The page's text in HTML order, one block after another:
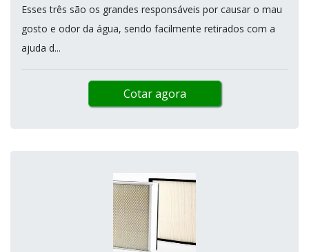
Esses três são os grandes responsáveis por causar o mau
gosto e odor da água, sendo facilmente retirados com a
ajuda d...
Cotar agora